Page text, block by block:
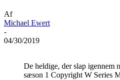
Af
Michael Ewert
-
04/30/2019
De heldige, der slap igennem
sæson 1 Copyright W Series